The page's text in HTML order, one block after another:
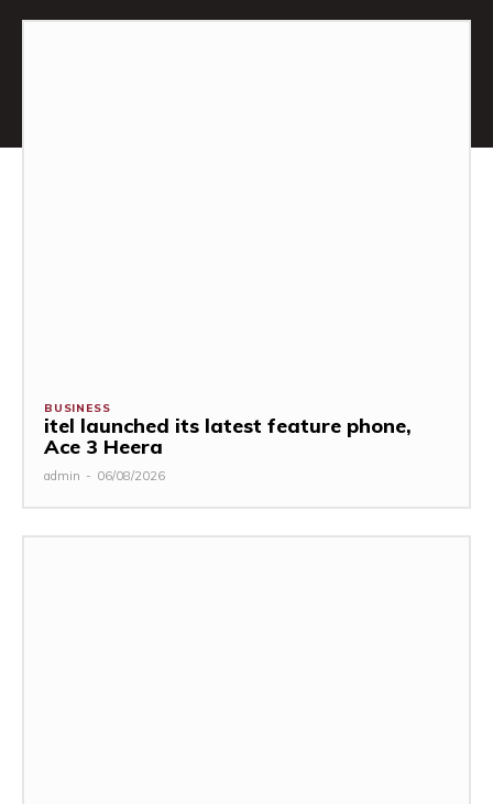
BUSINESS
itel launched its latest feature phone,
Ace 3 Heera
admin - 06/08/2026